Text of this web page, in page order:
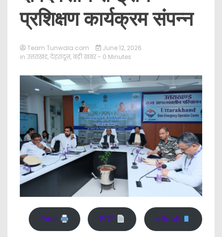
प्रशिक्षण कार्यक्रम संपन्न
Team Tunwala.com
June 12, 2026
in उत्तराखंड,देहरादून,बड़ी खबर - 0 Minutes
Print PDF eBook